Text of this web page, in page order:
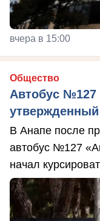
вчера в 15:00
Общество
Автобус №127
В Анапе после
автобус №127
начал